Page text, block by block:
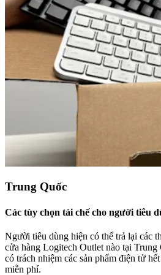
Trung Quốc
Các tùy chọn tái chế cho người tiêu
Người tiêu dùng hiện có thể trả lại các
cửa hàng Logitech Outlet nào tại Trung
có trách nhiệm các sản phẩm điện tử
miễn phí.